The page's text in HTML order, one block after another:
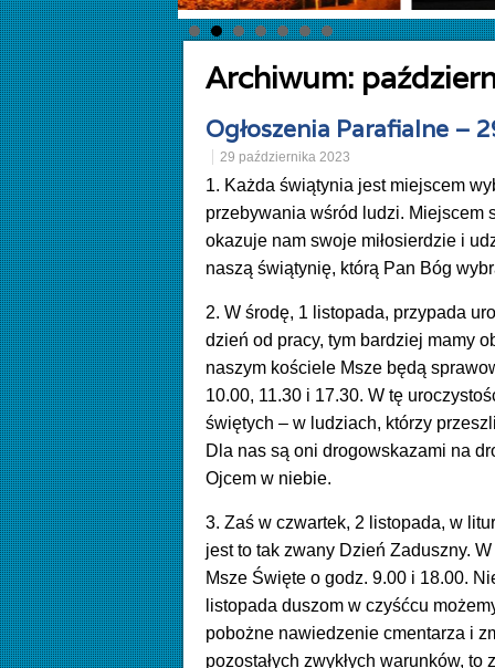
Archiwum:
Ogłoszenia Parafialne –
29 października 2023
1. Każda świątynia jest miejscem
przebywania wśród ludzi. Miejscem
okazuje nam swoje miłosierdzie i
naszą świątynię, którą Pan Bóg
2. W środę, 1 listopada, przypada
dzień od pracy, tym bardziej mamy
naszym kościele Msze będą
10.00, 11.30 i 17.30. W tę
świętych – w ludziach, którzy
Dla nas są oni drogowskazami na
Ojcem w niebie.
3. Zaś w czwartek, 2 listopada, w
jest to tak zwany Dzień Zaduszny.
Msze Święte o godz. 9.00 i 18.00.
listopada duszom w czyśćcu
pobożne nawiedzenie cmentarza i
pozostałych zwykłych warunków,